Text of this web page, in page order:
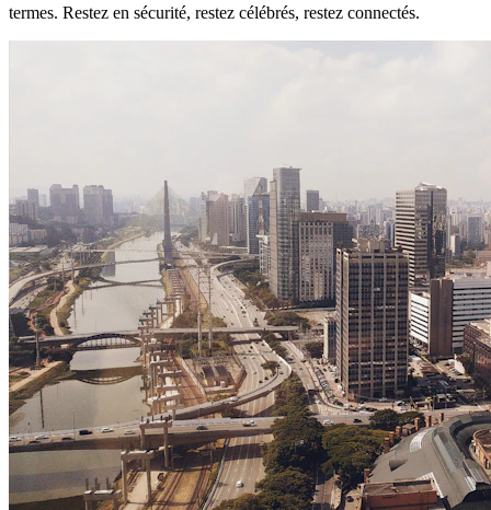
termes. Restez en sécurité, restez célébrés, restez connectés.